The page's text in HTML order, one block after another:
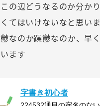
この辺どうなるのか分か
くてはいけないなと思い
鬱なのか躁鬱なのか、早
います
字書き初心者